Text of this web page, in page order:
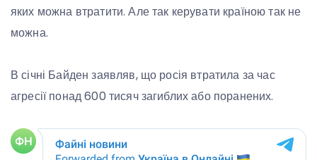
яких можна втратити. Але так керувати країною так не
можна.
В січні Байден заявляв, що росія втратила за час
агресії понад 600 тисяч загиблих або поранених.